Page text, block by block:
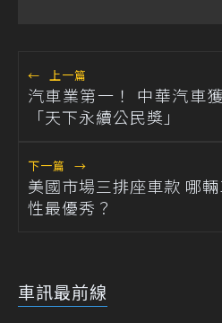
← 上一篇
汽車業第一！ 中華汽車
「天下永續公民獎」
下一篇 →
美國市場三排座車款 哪
性最優秀？
車訊最前線